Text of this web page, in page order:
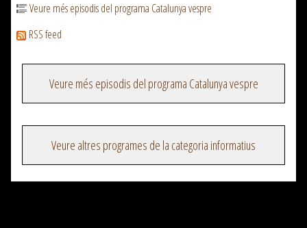
Veure més episodis del programa Catalunya vespre
RSS feed
Veure més episodis del programa Catalunya vespre
Veure altres programes de la categoria informatius